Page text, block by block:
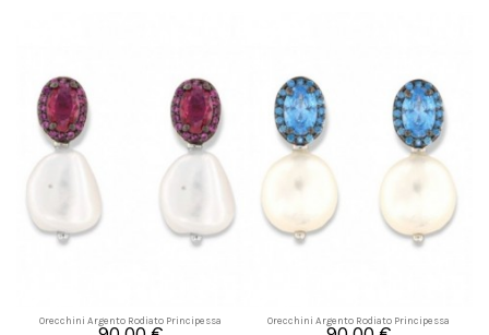
Orecchini Argento Rodiato Principessa
Orecchini Argento Rodiato Principessa